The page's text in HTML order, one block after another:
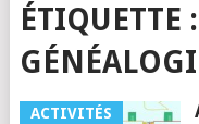
ÉTIQUETTE :
ACTIVITÉS